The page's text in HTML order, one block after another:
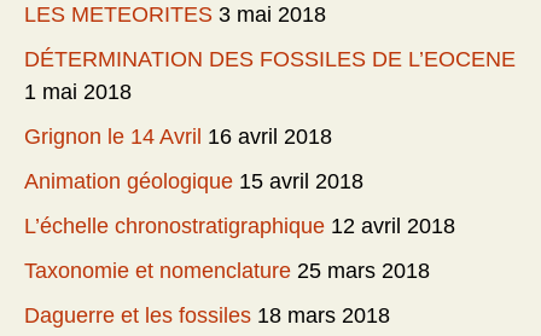
LES METEORITES 3 mai 2018
DÉTERMINATION DES FOSSILES DE L’EOCENE
1 mai 2018
Grignon le 14 Avril 16 avril 2018
Animation géologique 15 avril 2018
L’échelle chronostratigraphique 12 avril 2018
Taxonomie et nomenclature 25 mars 2018
Daguerre et les fossiles 18 mars 2018